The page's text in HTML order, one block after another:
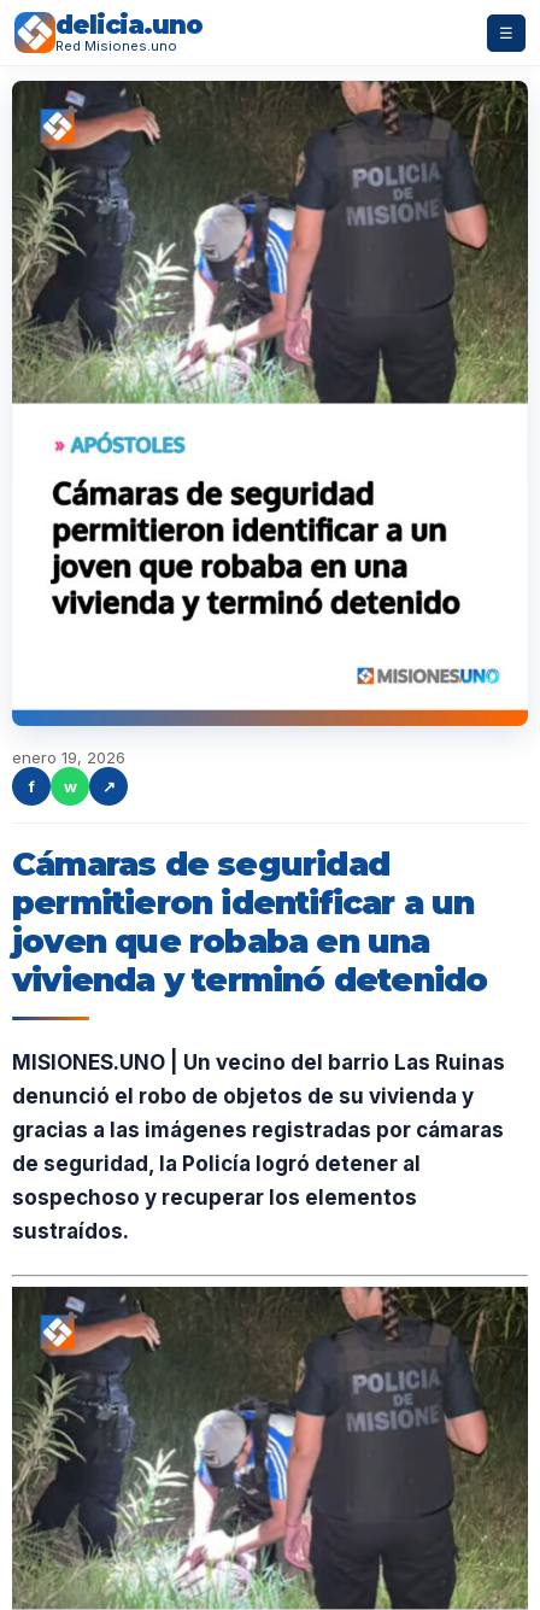
delicia.uno
Red Misiones.uno
☰
enero 19, 2026
f
w ↗
Cámaras de seguridad
permitieron identificar a un
joven que robaba en una
vivienda y terminó detenido
MISIONES.UNO | Un vecino del barrio Las Ruinas
denunció el robo de objetos de su vivienda y
gracias a las imágenes registradas por cámaras
de seguridad, la Policía logró detener al
sospechoso y recuperar los elementos
sustraídos.